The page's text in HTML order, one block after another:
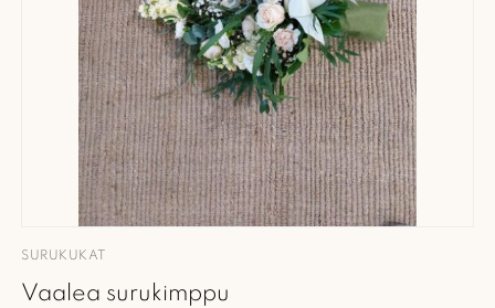
SURUKUKAT
Vaalea surukimppu